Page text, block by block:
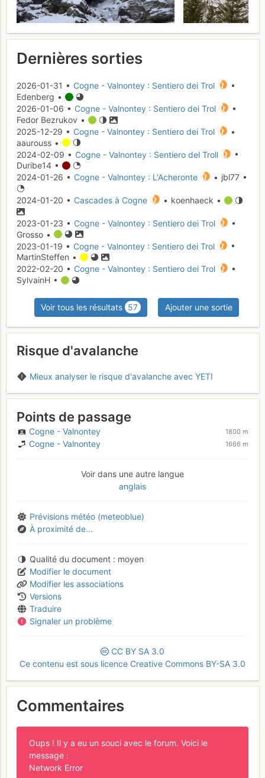
Dernières sorties
2026-01-31 • Cogne - Valnontey : Sentiero dei Trol
•
Edenberg •
2026-01-06 • Cogne - Valnontey : Sentiero dei Trol
•
Fedor Bezrukov •
2025-12-29 • Cogne - Valnontey : Sentiero dei Trol
•
aaurouss •
2024-02-09 • Cogne - Valnontey : Sentiero del Troll
•
Duribe14 •
2024-01-26 • Cogne - Valnontey : L'Acheronte • jbl77 •
2024-01-20 • Cascades à Cogne • koenhaeck •
2023-01-23 • Cogne - Valnontey : Sentiero dei Trol
•
Grosso •
2023-01-19 • Cogne - Valnontey : Sentiero dei Trol
•
MartinSteffen •
2022-02-20 • Cogne - Valnontey : Sentiero dei Trol
•
SylvainH •
Voir tous les résultats 57 Ajouter une sortie
Risque d'avalanche
Mieux analyser le risque d'avalanche avec YETI
Points de passage
Cogne - Valnontey 1800 m
Cogne - Valnontey 1666 m
Voir dans une autre langue
anglais
Prévisions météo (meteoblue)
À proximité de...
Qualité du document
moyen
Modifier le document
Modifier les associations
Versions
Traduire
Signaler un problème
CC BY SA 3.0
Ce contenu est sous licence Creative Commons BY-SA 3.0
Commentaires
Oups ! Il y a eu un souci avec le forum. Voici le
message :
Network Error